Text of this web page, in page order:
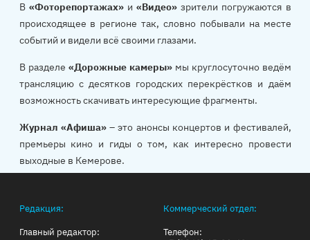
В «Фоторепортажах»и«Видео» зрители погружаются в
происходящее в регионе так, словно побывали на месте
событий и видели всё своими глазами.
В разделе «Дорожные камеры»мы круглосуточно ведём
трансляцию с десятков городских перекрёстков и даём
возможность скачивать интересующие фрагменты.
Журнал «Афиша»– это анонсы концертов и фестивалей,
премьеры кино и гиды о том, как интересно провести
выходные в Кемерове.
Редакция:
Главный редактор:
Коммерческий отдел:
Телефон: